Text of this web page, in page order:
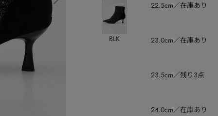
BLK
22.5cm 在庫あり
23.0cm 在庫あり
23.5cm 残り3点
24.0cm 在庫あり